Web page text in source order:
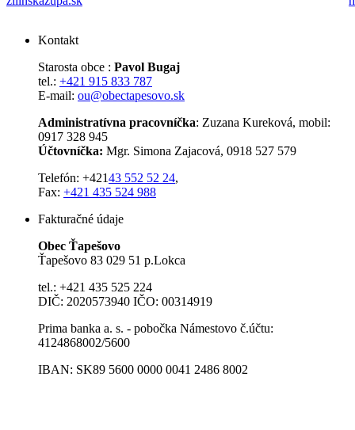
Kontakt
Starosta obce : Pavol Bugaj
tel.: +421 915 833 787
E-mail: ou@obectapesovo.sk
Administratívna pracovníčka: Zuzana Kureková, mobil:
0917 328 945
Účtovníčka: Mgr. Simona Zajacová, 0918 527 579
Telefón: +42143 552 52 24,
Fax: +421 435 524 988
Fakturačné údaje
Obec Ťapešovo
Ťapešovo 83 029 51 p.Lokca
tel.: +421 435 525 224
DIČ: 2020573940 IČO: 00314919
Prima banka a. s. - pobočka Námestovo č.účtu:
4124868002/5600
IBAN: SK89 5600 0000 0041 2486 8002